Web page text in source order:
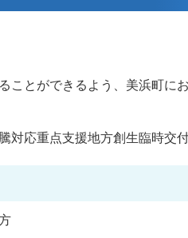
ことができるよう、美浜町に
対応重点支援地方創生臨時交